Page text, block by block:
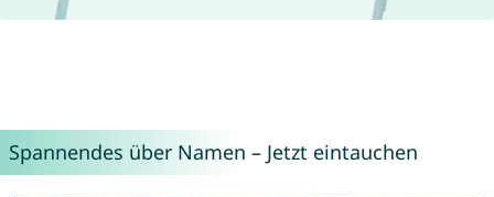
Spannendes über Namen – Jetzt eintauchen